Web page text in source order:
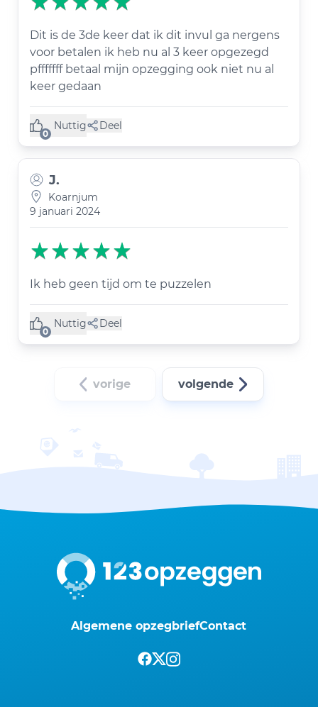
Dit is de 3de keer dat ik dit invul ga nergens
voor betalen ik heb nu al 3 keer opgezegd
pfffffff betaal mijn opzegging ook niet nu al
keer gedaan
0
Nuttig
(0 like) Deel
J.
Koarnjum
9 januari 2024
Ik heb geen tijd om te puzzelen
0
Nuttig
(0 like) Deel
vorige volgende
Algemene opzegbriefContact